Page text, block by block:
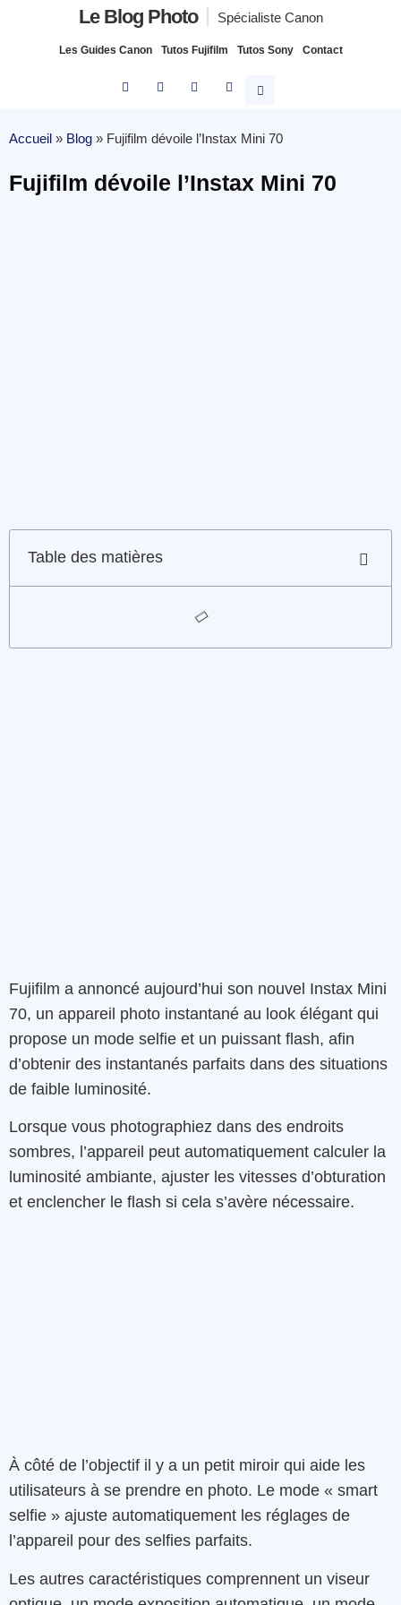
Le Blog Photo Spécialiste Canon
Les Guides Canon Tutos Fujifilm Tutos Sony Contact
Accueil » Blog » Fujifilm dévoile l’Instax Mini 70
Fujifilm dévoile l’Instax Mini 70
Table des matières
Fujifilm a annoncé aujourd’hui son nouvel Instax Mini
70, un appareil photo instantané au look élégant qui
propose un mode selfie et un puissant flash, afin
d’obtenir des instantanés parfaits dans des situations
de faible luminosité.
Lorsque vous photographiez dans des endroits
sombres, l’appareil peut automatiquement calculer la
luminosité ambiante, ajuster les vitesses d’obturation
et enclencher le flash si cela s’avère nécessaire.
À côté de l’objectif il y a un petit miroir qui aide les
utilisateurs à se prendre en photo. Le mode « smart
selfie » ajuste automatiquement les réglages de
l’appareil pour des selfies parfaits.
Les autres caractéristiques comprennent un viseur